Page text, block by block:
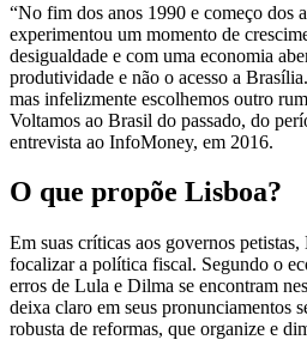
“No fim dos anos 1990 e começo dos
experimentou um momento de
desigualdade e com uma economia
produtividade e não o acesso a
mas infelizmente escolhemos outro
Voltamos ao Brasil do passado, do
entrevista ao InfoMoney, em 2016.
O que propõe Lisboa?
Em suas críticas aos governos
focalizar a política fiscal. Segundo o
erros de Lula e Dilma se encontram
deixa claro em seus pronunciamentos
robusta de reformas, que organize e